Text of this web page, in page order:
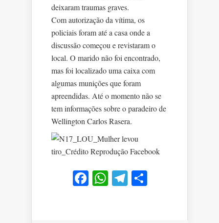
deixaram traumas graves.
Com autorização da vítima, os
policiais foram até a casa onde a
discussão começou e revistaram o
local. O marido não foi encontrado,
mas foi localizado uma caixa com
algumas munições que foram
apreendidas. Até o momento não se
tem informações sobre o paradeiro de
Wellington Carlos Rasera.
Facebook
WhatsApp
Telegram